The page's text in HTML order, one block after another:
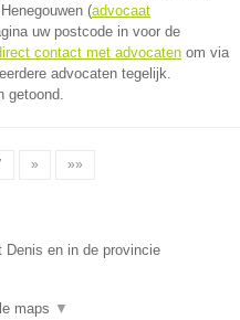
(advocaat
uw postcode in voor de
contact met advocaten om via
advocaten tegelijk.
getoond.
» »»
Denis en in de provincie
maps ▼